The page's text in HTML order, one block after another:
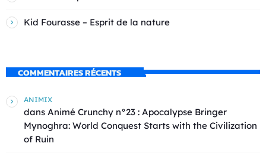
Kid Fourasse – Esprit de la nature
COMMENTAIRES RÉCENTS
ANIMIX
dans Animé Crunchy n°23 : Apocalypse Bringer
Mynoghra: World Conquest Starts with the Civilization
of Ruin